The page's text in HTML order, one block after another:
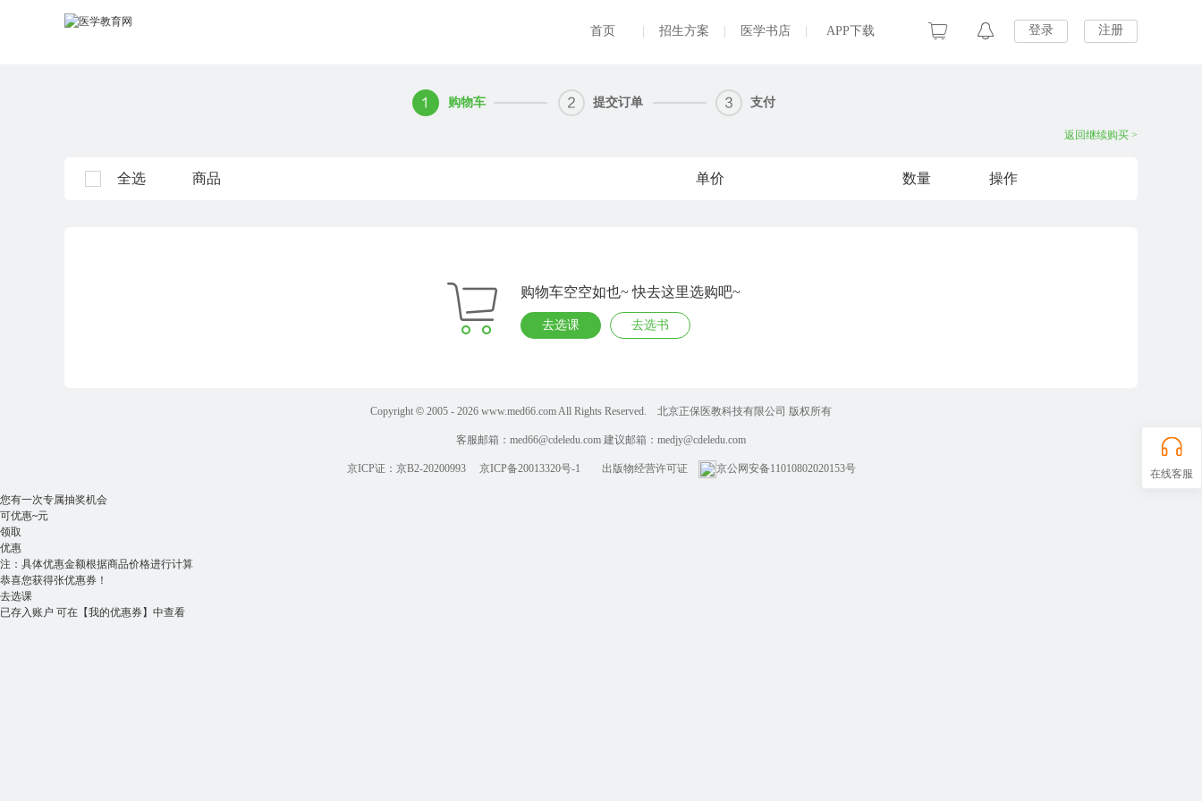
登录 注册
首页 招生方案 医学书店 APP下载
购物车 提交订单 支付
返回继续购买 >
全选 商品 单价 数量 操作
购物车空空如也~ 快去这里选购吧~
去选课 去选书
在线客服
Copyright © 2005 - 2026 www.med66.com All Rights Reserved. 北京正保医教科技有限公司 版权所有
客服邮箱： med66@cdeledu.com 建议邮箱： medjy@cdeledu.com
京ICP证：京B2-20200993 京ICP备20013320号-1 出版物经营许可证 京公网安备11010802020153号
您有一次专属抽奖机会
可优惠~元
领取
优惠
注：具体优惠金额根据商品价格进行计算
恭喜您获得张优惠券！
去选课
已存入账户 可在 【我的优惠券】 中查看